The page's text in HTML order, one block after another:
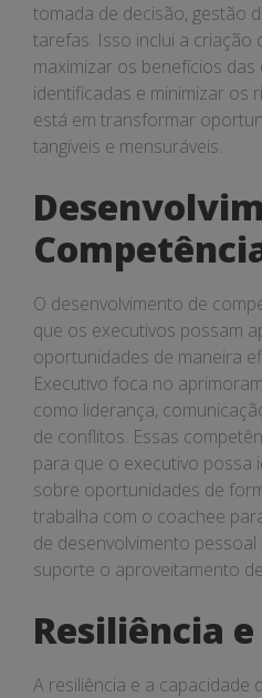
tomada de decisão, gestão
tarefas. Isso inclui a criação
maximizar os benefícios
identificadas e minimizar os
está em transformar
tangíveis e mensuráveis.
O desenvolvimento de
que os executivos possam
oportunidades de maneira
Executivo foca no
como liderança,
de conflitos. Essas
para que o executivo possa
sobre oportunidades de
trabalha com o coachee
de desenvolvimento
suporte o aproveitamento
Resiliência
A resiliência e a capacidade